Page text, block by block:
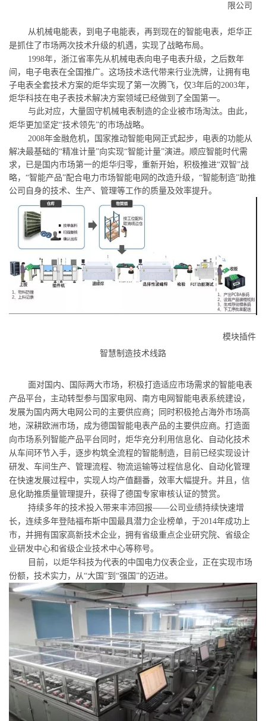
限公司
从机械电能表，到电子电能表，再到现在的智能电表，炬华正
是抓住了市场两次技术升级的机遇，实现了战略布局。
1998年，浙江省率先从机械电表向电子电表升级，之后数年
间，电子电表在全国推广。这场技术迭代带来行业洗牌，让拥有电
子电表全套技术方案的炬华实现了第一次腾飞，仅3年后的2003年，
炬华科技在电子表技术解决方案领域已经做到了全国第一。
与此对应，大量固守机械电表制造的企业被市场淘汰。由此，
炬华更加坚定“技术领先”的市场战略。
2008年金融危机，国家推动智能电网正式起步，电表的功能从
解决最基础的“精准计量”向实现“智能计量”演进。顺应智能时代需
求，已是国内市场第一的炬华归零，重新开始，积极推进“双智”战
略， “智能产品”配合电力市场智能电网的改造升级， “智能制造”助推
公司自身的技术、生产、管理等工作的质量及效率提升。
模块插件
智慧制造技术线路
面对国内、国际两大市场，积极打造适应市场需求的智能电表
产品平台，主动转型参与国家电网、南方电网智能电表系统建设，
发展为国内两大电网公司的主要供应商；同时积极抢占海外市场高
地，深耕欧洲市场，成为德国智能电表产品的主要供应商。打造面
向市场系列智能产品平台同时，炬华充分利用信息化、自动化技术
从车间环节入手，逐步构筑全流程的智能制造，目前已经实现设计
研发、车间生产、管理流程、物流运输等过程信息化、自动化管理
在快速发展过程中，实现人均产值翻番，效率大幅提升。并且，信
息化助推质量管理提升，获得了德国专家审核认证的赞赏。
持续多年的技术投入带来丰沛回报——公司业绩持续快速增
长，连续多年登陆福布斯中国最具潜力企业榜单，于2014年成功上
市，并拥有国家高新技术企业，拥有省级重点企业研究院、省级企
业研发中心和省级企业技术中心等称号。
目前，以炬华科技为代表的中国电力仪表企业，正在实现市场
份额，技术实力，从“大国”到 “强国”的迈进。